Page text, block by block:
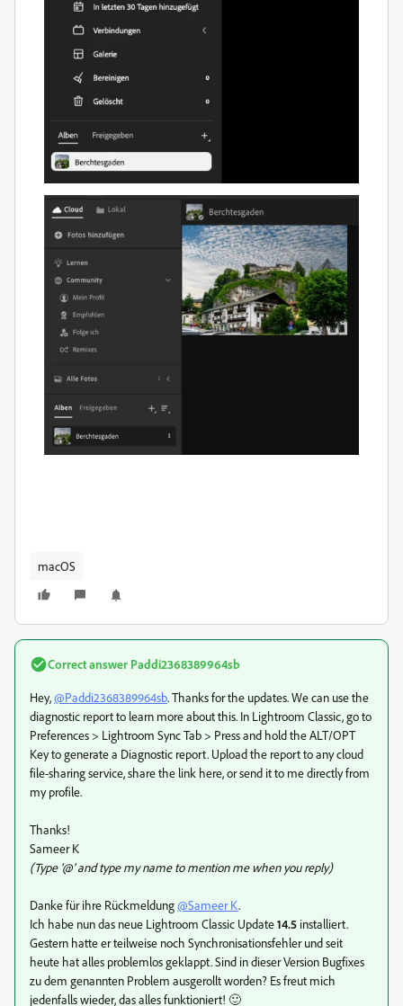
macOS
Correct answer Paddi2368389964sb
Hey,@Paddi2368389964sb. Thanks for the updates. We can use the
diagnostic report to learn more about this. In Lightroom Classic, go to
Preferences > Lightroom Sync Tab > Press and hold the ALT/OPT
Key to generate a Diagnostic report. Upload the report to any cloud
file-sharing service, share the link here, or send it to me directly from
my profile.
Thanks!
Sameer K
(Type '@' and type my name to mention me when you reply)
Danke für ihre Rückmeldung@Sameer K.
Ich habe nun das neue Lightroom Classic Update14.5 installiert.
Gestern hatte er teilweise noch Synchronisationsfehler und seit
heute hat alles problemlos geklappt. Sind in dieser Version Bugfixes
zu dem genannten Problem ausgerollt worden? Es freut mich
jedenfalls wieder, das alles funktioniert! 🙂